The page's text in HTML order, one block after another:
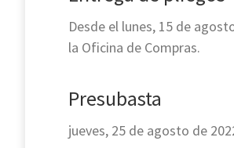
Desde el lunes, 15 de
la Oficina de Compras.
Presubasta
jueves, 25 de agosto de